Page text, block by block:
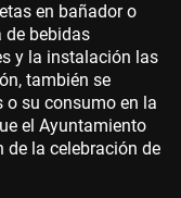
en bañador o
de bebidas
y la instalación las
también se
o su consumo en la
el Ayuntamiento
la celebración de